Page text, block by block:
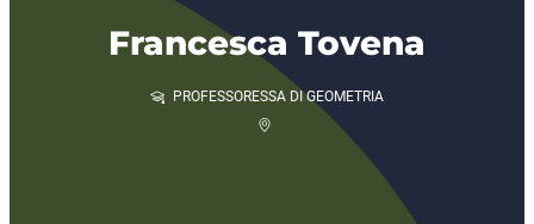
Francesca Tovena
PROFESSORESSA DI GEOMETRIA